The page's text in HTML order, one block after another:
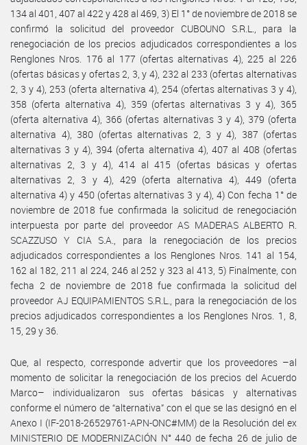
134 al 401, 407 al 422 y 428 al 469, 3) El 1° de noviembre de 2018 se
confirmó la solicitud del proveedor CUBOUNO S.R.L., para la
renegociación de los precios adjudicados correspondientes a los
Renglones Nros. 176 al 177 (ofertas alternativas 4), 225 al 226
(ofertas básicas y ofertas 2, 3, y 4), 232 al 233 (ofertas alternativas
2, 3 y 4), 253 (oferta alternativa 4), 254 (ofertas alternativas 3 y 4),
358 (oferta alternativa 4), 359 (ofertas alternativas 3 y 4), 365
(oferta alternativa 4), 366 (ofertas alternativas 3 y 4), 379 (oferta
alternativa 4), 380 (ofertas alternativas 2, 3 y 4), 387 (ofertas
alternativas 3 y 4), 394 (oferta alternativa 4), 407 al 408 (ofertas
alternativas 2, 3 y 4), 414 al 415 (ofertas básicas y ofertas
alternativas 2, 3 y 4), 429 (oferta alternativa 4), 449 (oferta
alternativa 4) y 450 (ofertas alternativas 3 y 4), 4) Con fecha 1° de
noviembre de 2018 fue confirmada la solicitud de renegociación
interpuesta por parte del proveedor AS MADERAS ALBERTO R.
SCAZZUSO Y CIA S.A., para la renegociación de los precios
adjudicados correspondientes a los Renglones Nros. 141 al 154,
162 al 182, 211 al 224, 246 al 252 y 323 al 413, 5) Finalmente, con
fecha 2 de noviembre de 2018 fue confirmada la solicitud del
proveedor AJ EQUIPAMIENTOS S.R.L., para la renegociación de los
precios adjudicados correspondientes a los Renglones Nros. 1, 8,
15, 29 y 36.
Que, al respecto, corresponde advertir que los proveedores –al
momento de solicitar la renegociación de los precios del Acuerdo
Marco– individualizaron sus ofertas básicas y alternativas
conforme el número de “alternativa” con el que se las designó en el
Anexo I (IF-2018-26529761-APN-ONC#MM) de la Resolución del ex
MINISTERIO DE MODERNIZACIÓN N° 440 de fecha 26 de julio de